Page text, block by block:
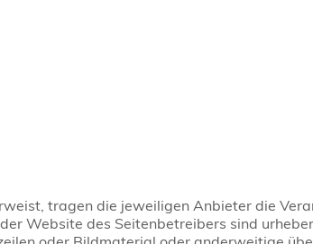
tragen die jeweiligen Anbieter die
Website des Seitenbetreibers sind